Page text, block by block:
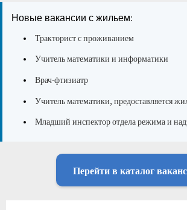
Новые вакансии с жильем:
Тракторист с проживанием
Учитель математики и информатики
Врач-фтизиатр
Учитель математики, предоставляется
Младший инспектор отдела режима и
Перейти в каталог